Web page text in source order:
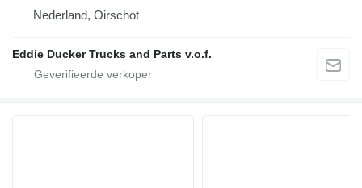
Nederland, Oirschot
Eddie Ducker Trucks and Parts v.o.f.